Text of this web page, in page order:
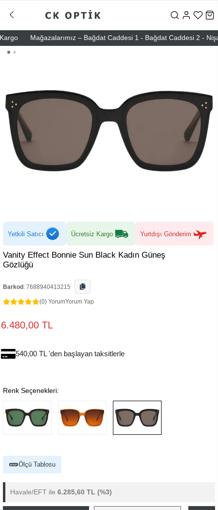
Mağazalarımız – Bağdat Caddesi 1 - Bağdat Caddesi 2 -
Yetkili Satıcı Ücretsiz Kargo Yurtdışı Gönderim
Vanity Effect Bonnie Sun Black Kadın Güneş
Gözlüğü
Barkod : 7688940413215
(0) YorumYorum Yap
6.480,00 TL
540,00 TL 'den başlayan taksitlerle
Renk Seçenekleri:
Ölçü Tablosu
Havale/EFT ile 6.285,60 TL (%3)